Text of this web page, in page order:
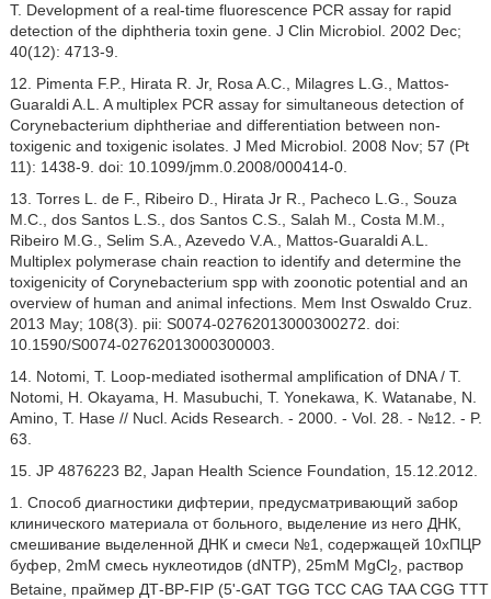
T. Development of a real-time fluorescence PCR assay for rapid
detection of the diphtheria toxin gene. J Clin Microbiol. 2002 Dec;
40(12): 4713-9.
12. Pimenta F.P., Hirata R. Jr, Rosa A.C., Milagres L.G., Mattos-
Guaraldi A.L. A multiplex PCR assay for simultaneous detection of
Corynebacterium diphtheriae and differentiation between non-
toxigenic and toxigenic isolates. J Med Microbiol. 2008 Nov; 57 (Pt
11): 1438-9. doi: 10.1099/jmm.0.2008/000414-0.
13. Torres L. de F., Ribeiro D., Hirata Jr R., Pacheco L.G., Souza
M.C., dos Santos L.S., dos Santos C.S., Salah M., Costa M.M.,
Ribeiro M.G., Selim S.A., Azevedo V.A., Mattos-Guaraldi A.L.
Multiplex polymerase chain reaction to identify and determine the
toxigenicity of Corynebacterium spp with zoonotic potential and an
overview of human and animal infections. Mem Inst Oswaldo Cruz.
2013 May; 108(3). pii: S0074-02762013000300272. doi:
10.1590/S0074-02762013000300003.
14. Notomi, T. Loop-mediated isothermal amplification of DNA / T.
Notomi, H. Okayama, H. Masubuchi, T. Yonekawa, K. Watanabe, N.
Amino, T. Hase // Nucl. Acids Research. - 2000. - Vol. 28. - №12. - P.
63.
15. JP 4876223 B2, Japan Health Science Foundation, 15.12.2012.
1. Способ диагностики дифтерии, предусматривающий забор
клинического материала от больного, выделение из него ДНК,
смешивание выделенной ДНК и смеси №1, содержащей 10хПЦР
буфер, 2mM смесь нуклеотидов (dNTP), 25mM MgCl2
, раствор
Betaine, праймер ДТ-BP-FIP (5'-GAT TGG TCC CAG TAA CGG TTT